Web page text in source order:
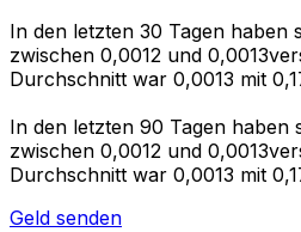
In den letzten 30 Tagen haben
zwischen 0,0012 und
Durchschnitt war 0,0013 mit
In den letzten 90 Tagen haben
zwischen 0,0012 und
Durchschnitt war 0,0013 mit
Geld senden